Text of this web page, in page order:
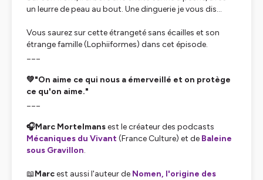
un leurre de peau au bout. Une dinguerie je vous dis…
Vous saurez sur cette étrangeté sans écailles et son
étrange famille (Lophiiformes) dans cet épisode.
💚"On aime ce qui nous a émerveillé et on protège
ce qu'on aime."
🎧Marc Mortelmansest le créateur des podcasts
Mécaniques du Vivant(France Culture) et de Baleine
sous Gravillon.
📖Marcest aussi l'auteur de Nomen, l'origine des